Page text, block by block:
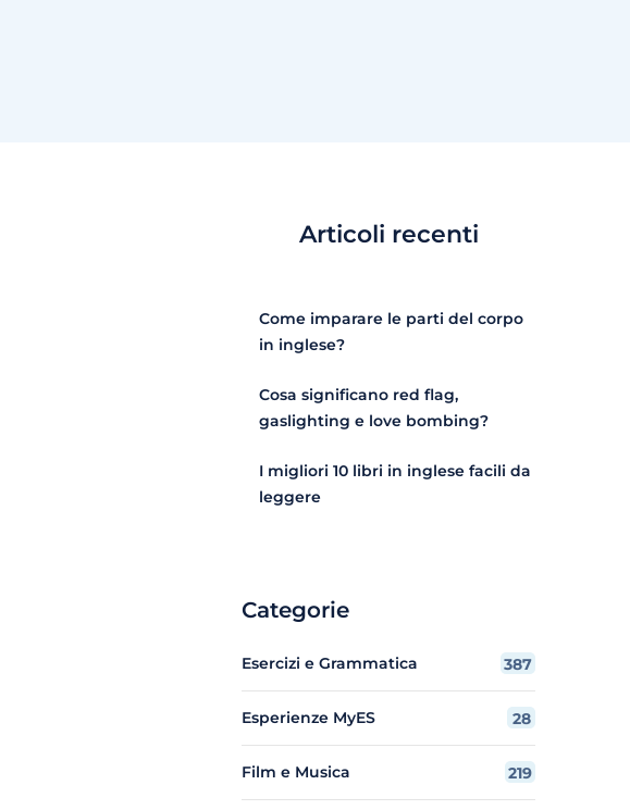
Articoli recenti
Come imparare le parti del corpo
in inglese?
Cosa significano red flag,
gaslighting e love bombing?
I migliori 10 libri in inglese facili da
leggere
Categorie
Esercizi e Grammatica 387
Esperienze MyES 28
Film e Musica 219